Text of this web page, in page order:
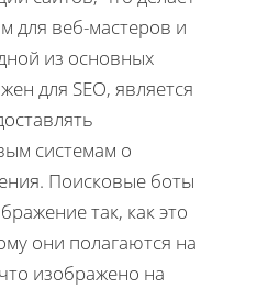
для веб-мастеров и
из основных
для SEO, является
системам о
Поисковые боты
так, как это
они полагаются на
изображено на